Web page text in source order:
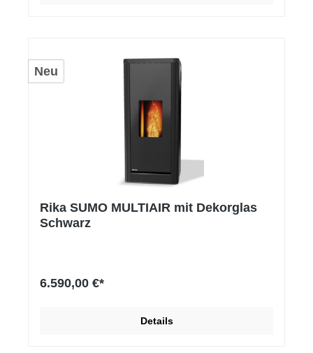
Neu
Rika SUMO MULTIAIR mit Dekorglas
Schwarz
6.590,00 €*
Details